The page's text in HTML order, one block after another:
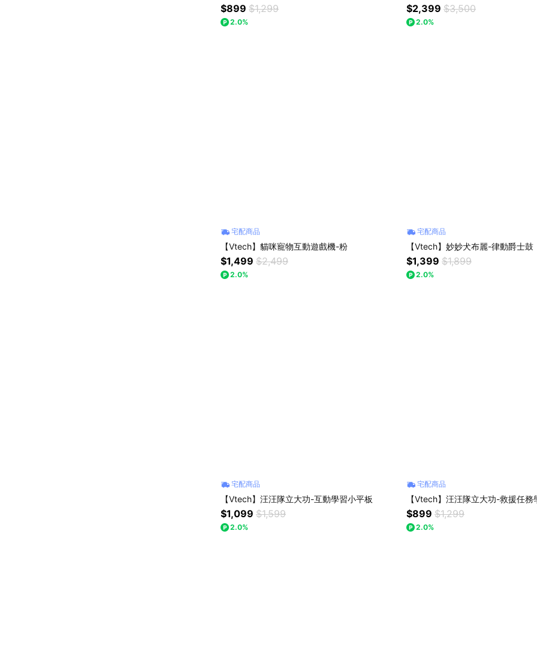
$899 $1,299
2.0%
$2,399 $3,500
2.0%
宅配商品
【Vtech】貓咪寵物互動遊戲機-粉
$1,499 $2,499
2.0%
宅配商品
【Vtech】妙妙犬布麗-律動爵士鼓
$1,399 $1,899
2.0%
宅配商品
【Vtech】汪汪隊立大功-互動學習小平板
$1,099 $1,599
2.0%
宅配商品
【Vtech】汪汪隊立大功-救援任務
$899 $1,299
2.0%